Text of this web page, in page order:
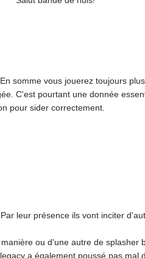
somme vous jouerez toujours
C'est pourtant une donnée
pour sider correctement.
leur présence ils vont inciter
ou d'une autre de splasher
a également poussé pas